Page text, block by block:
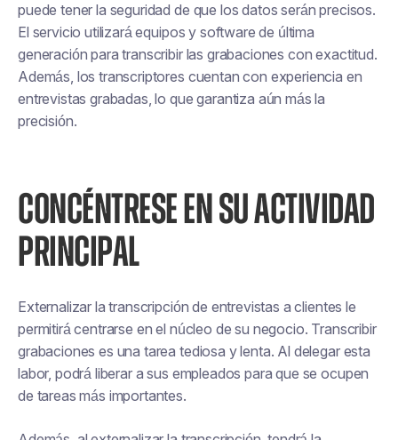
puede tener la seguridad de que los datos serán precisos.
El servicio utilizará equipos y software de última
generación para transcribir las grabaciones con exactitud.
Además, los transcriptores cuentan con experiencia en
entrevistas grabadas, lo que garantiza aún más la
precisión.
CONCÉNTRESE EN SU ACTIVIDAD
PRINCIPAL
Externalizar la transcripción de entrevistas a clientes le
permitirá centrarse en el núcleo de su negocio. Transcribir
grabaciones es una tarea tediosa y lenta. Al delegar esta
labor, podrá liberar a sus empleados para que se ocupen
de tareas más importantes.